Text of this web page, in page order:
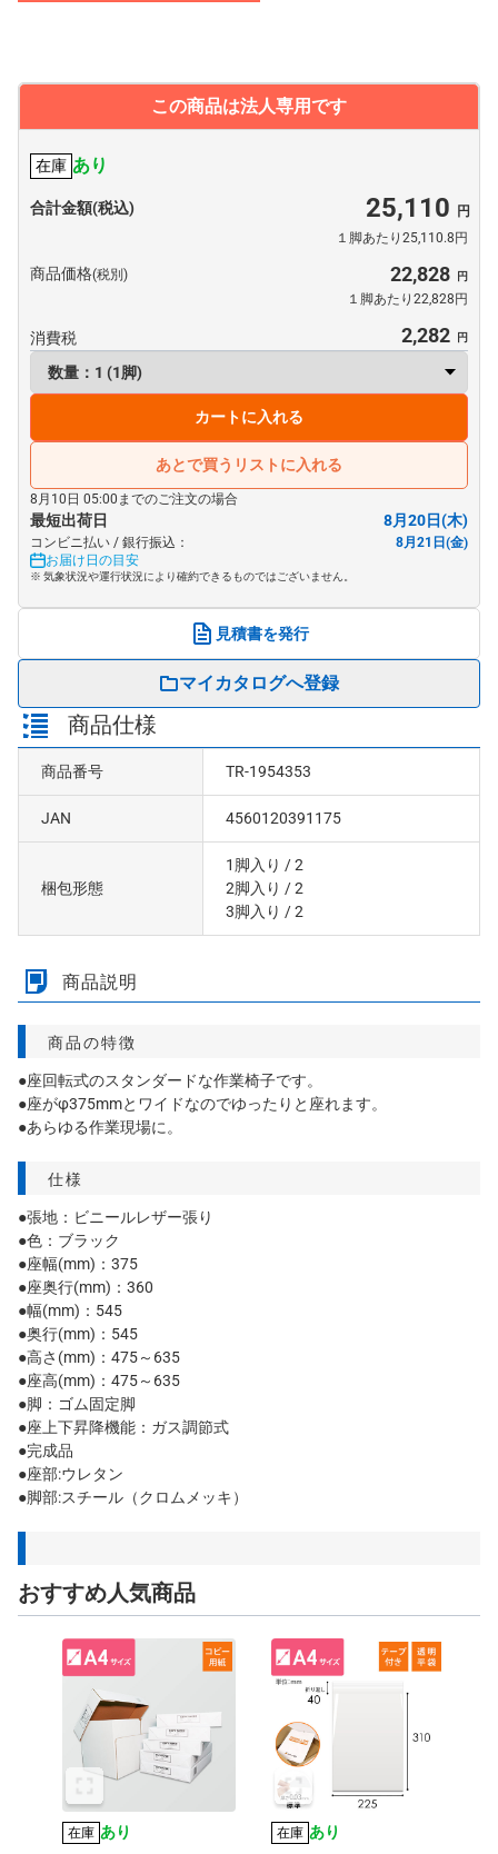
この商品は法人専用です
在庫 あり
合計金額(税込) 25,110
１脚あたり25,110.8円
商品価格(税別) 22,828
１脚あたり22,828円
消費税 2,282
カートに入れる
あとで買うリストに入れる
8月10日 05:00までのご注文の場合
最短出荷日 8月20日(木)
コンビニ払い / 銀行振込：
8月21日(金)
お届け日の目安
※ 気象状況や運行状況により確約できるものではございません。
見積書を発行
マイカタログへ登録
商品仕様
商品番号 TR-1954353
JAN 4560120391175
梱包形態
1脚入り / 2
2脚入り / 2
3脚入り / 2
商品説明
商品の特徴
●座回転式のスタンダードな作業椅子です。
●座がφ375mmとワイドなのでゆったりと座れます。
●あらゆる作業現場に。
仕様
●張地：ビニールレザー張り
●色：ブラック
●座幅(mm)：375
●座奥行(mm)：360
●幅(mm)：545
●奥行(mm)：545
●高さ(mm)：475～635
●座高(mm)：475～635
●脚：ゴム固定脚
●座上下昇降機能：ガス調節式
●完成品
●座部:ウレタン
●脚部:スチール（クロムメッキ）
おすすめ人気商品
在庫 あり 在庫 あり